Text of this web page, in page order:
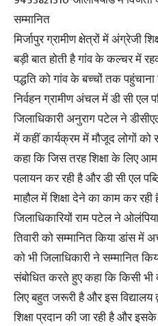
सम्मानित
मिर्जापुर ग्रामीण क्षेत्रों में अंग्रेजी
बड़ी बात होती है गांव के कल्चर में
पद्धति को गांव के बच्चों तक
निर्वहन ग्रामीण अंचल में डी सी
जिलाधिकारी अनुराग पटेल ने
में कहीं कार्यक्रम में मौजूद लोगों को
कहा कि जिस तरह शिक्षा के लिए
पलायन कर रही है और डी सी एल
माहौल में शिक्षा देने का काम कर
जिलाधिकारियों राम पटेल ने
तिवारी को सम्मानित किया डांस में
को भी जिलाधिकारी ने सम्मानित
संबोधित करते हुए कहा कि किसी
लिए बहुत जरूरी है और इस विद्यालय
शिक्षा प्रदान की जा रही है और